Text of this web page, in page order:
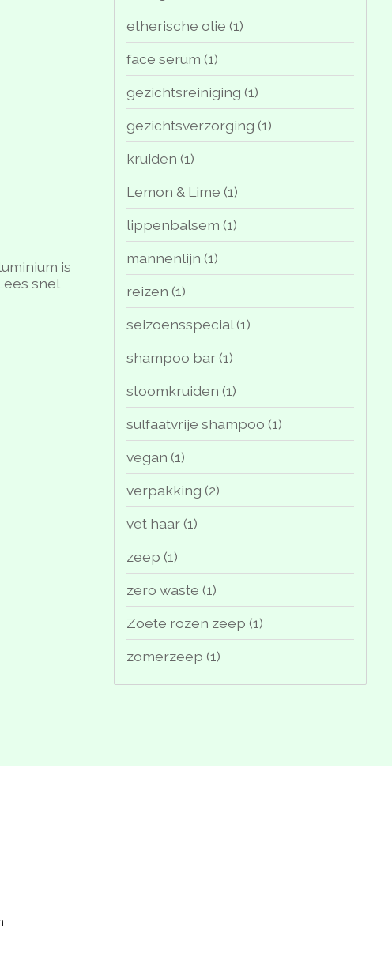
is
snel
etherische olie (1)
face serum (1)
gezichtsreiniging (1)
gezichtsverzorging (1)
kruiden (1)
Lemon & Lime (1)
lippenbalsem (1)
mannenlijn (1)
reizen (1)
seizoensspecial(1)
shampoo bar(1)
stoomkruiden (1)
sulfaatvrije shampoo (1)
vegan (1)
verpakking (2)
vet haar(1)
zeep (1)
zero waste (1)
Zoete rozen zeep (1)
zomerzeep (1)